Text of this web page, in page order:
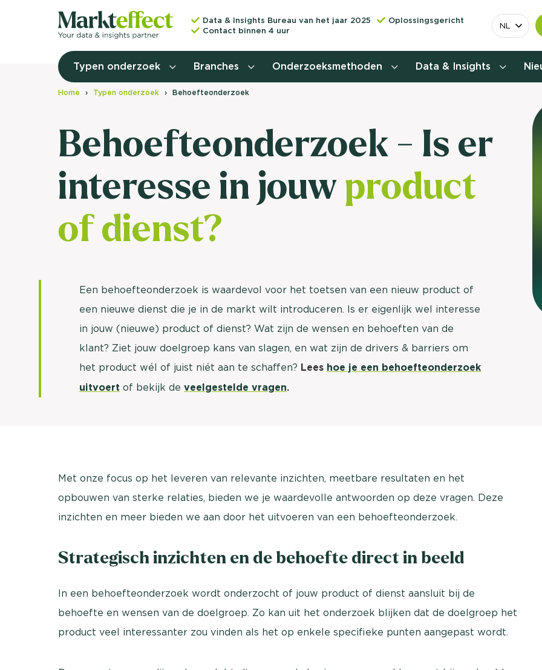
Data & Insights Bureau van het jaar 2025
Oplossingsgericht
Contact binnen 4 uur
NL
Typen onderzoek
Customer journey onderzoek
Customer value proposition
Doelgroeponderzoek
Usage & attitude onderzoek
UX-onderzoek
Bekijk meer >
customer
brengen.
Stefan Klomp
Client
Branches Onderzoeksmethoden Data & Insights
Home Typen onderzoek Behoefteonderzoek
Behoefteonderzoek - Is er
interesse in jouwproduct
of dienst?
Een behoefteonderzoek is waardevol voor het toetsen van een nieuw product of
een nieuwe dienst die je in de markt wilt introduceren. Is er eigenlijk wel interesse
in jouw (nieuwe) product of dienst? Wat zijn de wensen en behoeften van de
klant? Ziet jouw doelgroep kans van slagen, en wat zijn de drivers & barriers om
het product wél of juist niét aan te schaffen? Lees hoe je een behoefteonderzoek
uitvoert of bekijk de veelgestelde vragen.
Met onze focus op het leveren van relevante inzichten, meetbare resultaten en het
opbouwen van sterke relaties, bieden we je waardevolle antwoorden op deze vragen. Deze
inzichten en meer bieden we aan door het uitvoeren van een behoefteonderzoek.
Strategisch inzichten en de behoefte direct in beeld
In een behoefteonderzoek wordt onderzocht of jouw product of dienst aansluit bij de
behoefte en wensen van de doelgroep. Zo kan uit het onderzoek blijken dat de doelgroep het
product veel interessanter zou vinden als het op enkele specifieke punten aangepast wordt.